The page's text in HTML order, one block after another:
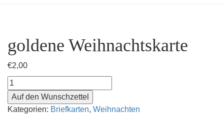
goldene Weihnachtskarte
€2,00
goldene
Weihnachtskarte
Menge
Auf den Wunschzettel
Kategorien: Briefkarten, Weihnachten